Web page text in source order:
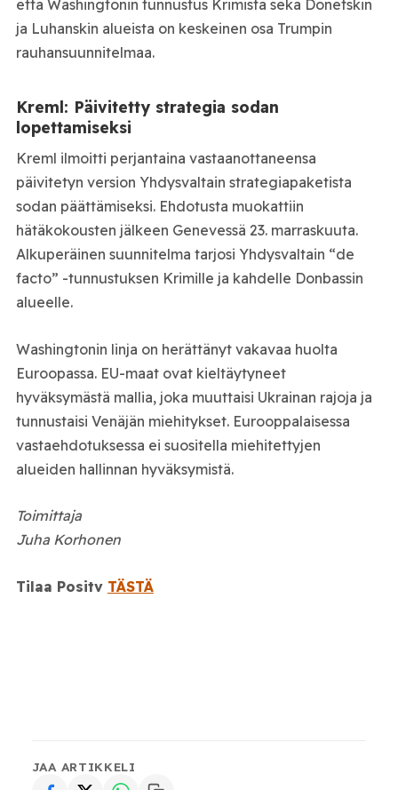
että Washingtonin tunnustus Krimistä sekä Donetskin
ja Luhanskin alueista on keskeinen osa Trumpin
rauhansuunnitelmaa.
Kreml: Päivitetty strategia sodan
lopettamiseksi
Kreml ilmoitti perjantaina vastaanottaneensa
päivitetyn version Yhdysvaltain strategiapaketista
sodan päättämiseksi. Ehdotusta muokattiin
hätäkokousten jälkeen Genevessä 23. marraskuuta.
Alkuperäinen suunnitelma tarjosi Yhdysvaltain “de
facto” -tunnustuksen Krimille ja kahdelle Donbassin
alueelle.
Washingtonin linja on herättänyt vakavaa huolta
Euroopassa. EU-maat ovat kieltäytyneet
hyväksymästä mallia, joka muuttaisi Ukrainan rajoja ja
tunnustaisi Venäjän miehitykset. Eurooppalaisessa
vastaehdotuksessa ei suositella miehitettyjen
alueiden hallinnan hyväksymistä.
Toimittaja
Juha Korhonen
Tilaa Positv TÄSTÄ
JAA ARTIKKELI